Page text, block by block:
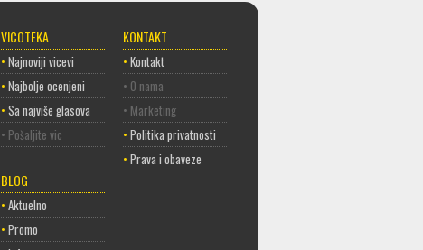
VICOTEKA
• Najnoviji vicevi
• Najbolje ocenjeni
• Sa najviše glasova
• Pošaljite vic
BLOG
• Aktuelno
• Promo
KONTAKT
• Kontakt
• O nama
• Marketing
• Politika privatnosti
• Prava i obaveze